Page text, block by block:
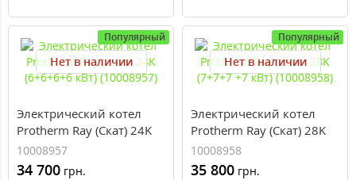
Популярный
Нет в наличии
Электрический котел
Protherm Ray (Скат) 24K
(6+6+6+6 кВт) (10008957)
10008957
34 700 грн.
Популярный
Нет в наличии
Электрический котел
Protherm Ray (Скат) 28K
(7+7+7 +7 кВт)
(10008958)
10008958
35 800 грн.